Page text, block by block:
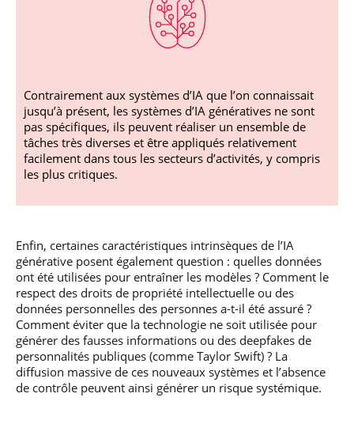
Contrairement aux systèmes d’IA que l’on connaissait
jusqu’à présent, les systèmes d’IA génératives ne sont
pas spécifiques, ils peuvent réaliser un ensemble de
tâches très diverses et être appliqués relativement
facilement dans tous les secteurs d’activités, y compris
les plus critiques.
Enfin, certaines caractéristiques intrinsèques de l’IA
générative posent également question : quelles données
ont été utilisées pour entraîner les modèles ? Comment le
respect des droits de propriété intellectuelle ou des
données personnelles des personnes a-t-il été assuré ?
Comment éviter que la technologie ne soit utilisée pour
générer des fausses informations ou des deepfakes de
personnalités publiques (comme Taylor Swift) ? La
diffusion massive de ces nouveaux systèmes et l’absence
de contrôle peuvent ainsi générer un risque systémique.